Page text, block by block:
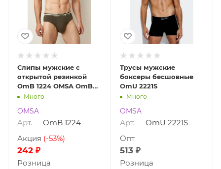
Слипы мужские с
открытой резинкой
OmB 1224 OMSA OmB
1224Много
OMSA
Арт. OmB 1224
242 ₽
Акция (-53%)
Розница
Трусы мужские
боксеры бесшовные
OmU 2221S
Много
OMSA
Арт. OmU 2221S
513 ₽
Опт
Розница